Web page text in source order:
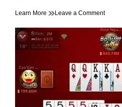
Learn More Leave a Commenton
20
Game
Cờ
Hay
Nhất
Để
Thách
Thức